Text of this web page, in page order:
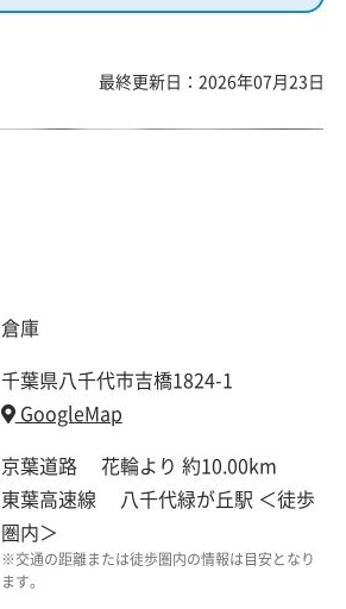
最終更新日：2026年07月23日
倉庫
千葉県八千代市吉橋1824-1
GoogleMap
京葉道路 花輪より 約10.00km
東葉高速線 八千代緑が丘駅 ＜徒歩
圏内＞
※交通の距離または徒歩圏内の情報は目安となり
ます。